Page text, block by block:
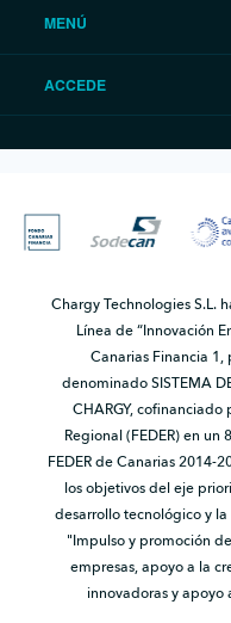
MENÚ
ACCEDE
Chargy Technologies S.L.
Línea de “Innovación
Canarias Financia
denominado SISTEMA
CHARGY,
Regional (FEDER) en
FEDER de Canarias
los objetivos del eje
desarrollo tecnológico y
"Impulso y promoción
empresas, apoyo a la
innovadoras y apoyo